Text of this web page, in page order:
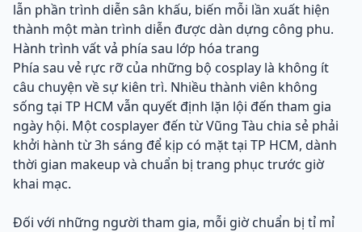
lẫn phần trình diễn sân khấu, biến mỗi lần xuất hiện
thành một màn trình diễn được dàn dựng công phu.
Hành trình vất vả phía sau lớp hóa trang
Phía sau vẻ rực rỡ của những bộ cosplay là không ít
câu chuyện về sự kiên trì. Nhiều thành viên không
sống tại TP HCM vẫn quyết định lặn lội đến tham gia
ngày hội. Một cosplayer đến từ Vũng Tàu chia sẻ phải
khởi hành từ 3h sáng để kịp có mặt tại TP HCM, dành
thời gian makeup và chuẩn bị trang phục trước giờ
khai mạc.
Đối với những người tham gia, mỗi giờ chuẩn bị tỉ mỉ